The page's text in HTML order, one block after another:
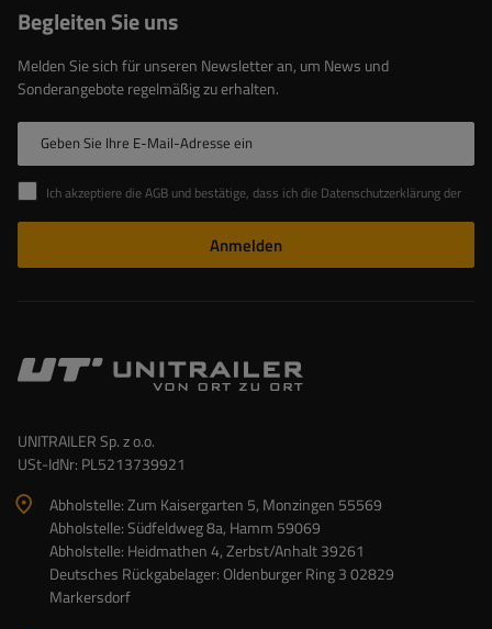
Begleiten Sie uns
Melden Sie sich für unseren Newsletter an, um News und
Sonderangebote regelmäßig zu erhalten.
Geben Sie Ihre E-Mail-Adresse ein
Ich akzeptiere die AGB und bestätige, dass ich die Datenschutzerklärung der Website zur Kenntnis genommen habe
Anmelden
UNITRAILER Sp. z o.o.
USt-IdNr: PL5213739921
Abholstelle: Zum Kaisergarten 5, Monzingen 55569
Abholstelle: Südfeldweg 8a, Hamm 59069
Abholstelle: Heidmathen 4, Zerbst/Anhalt 39261
Deutsches Rückgabelager: Oldenburger Ring 3 02829
Markersdorf